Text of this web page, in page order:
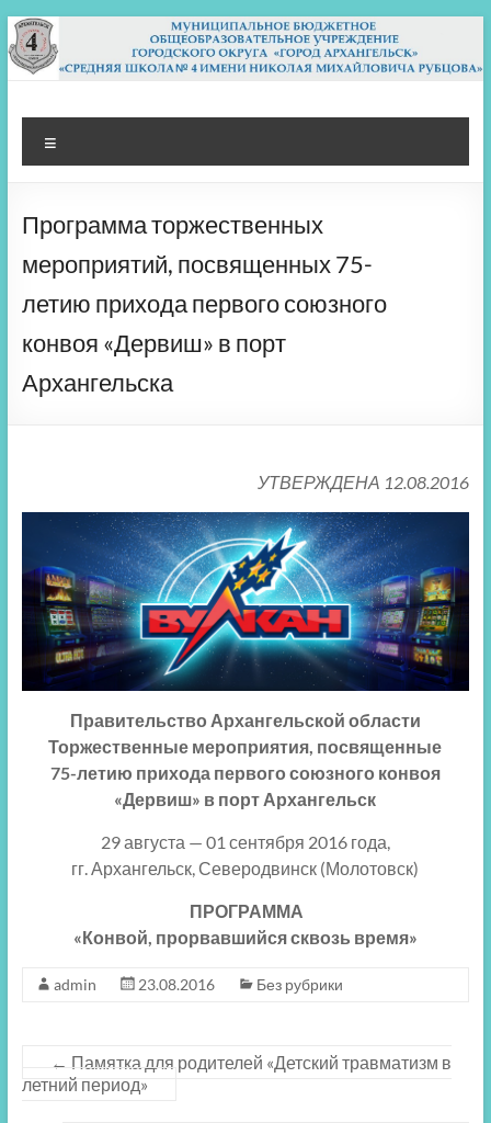
Перейти
к
содержимому
МБОУ СШ 4
Архангельск
Программа торжественных
мероприятий, посвященных 75-
летию прихода первого союзного
конвоя «Дервиш» в порт
Архангельска
УТВЕРЖДЕНА 12.08.2016
Правительство Архангельской области
Торжественные мероприятия, посвященные
75-летию прихода первого союзного конвоя
«Дервиш» в порт Архангельск
29 августа — 01 сентября 2016 года,
гг. Архангельск, Северодвинск (Молотовск)
ПРОГРАММА
«Конвой, прорвавшийся сквозь время»
admin 23.08.2016 Без рубрики
← Памятка для родителей «Детский травматизм в
летний период»